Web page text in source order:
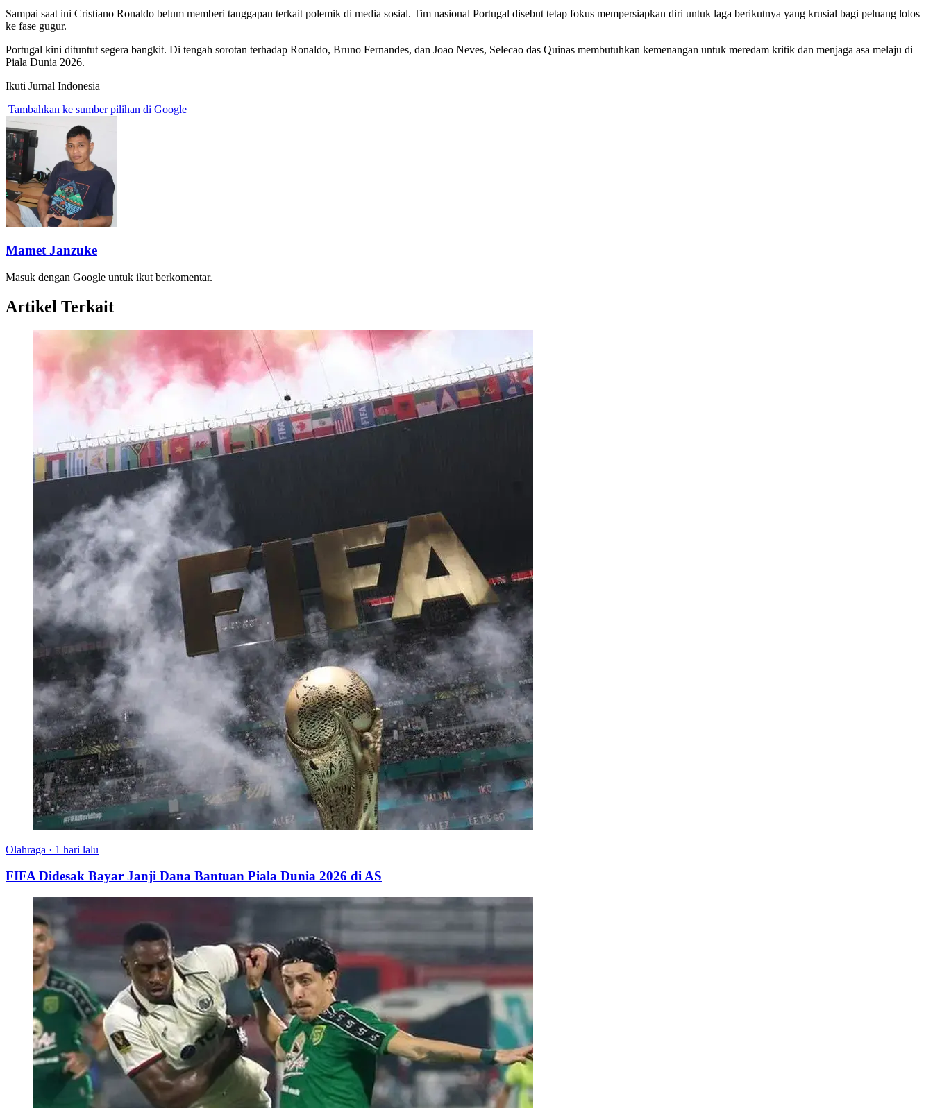
Sampai saat ini Cristiano Ronaldo belum memberi tanggapan terkait polemik di media sosial. Tim nasional Portugal disebut tetap fokus mempersiapkan diri untuk laga berikutnya yang krusial bagi peluang lolos
ke fase gugur.
Portugal kini dituntut segera bangkit. Di tengah sorotan terhadap Ronaldo, Bruno Fernandes, dan Joao Neves, Selecao das Quinas membutuhkan kemenangan untuk meredam kritik dan menjaga asa melaju di
Piala Dunia 2026.
Ikuti Jurnal Indonesia
Tambahkan ke sumber pilihan di Google
Mamet Janzuke
Masuk dengan Google untuk ikut berkomentar.
Artikel Terkait
Olahraga · 1 hari lalu
FIFA Didesak Bayar Janji Dana Bantuan Piala Dunia 2026 di AS